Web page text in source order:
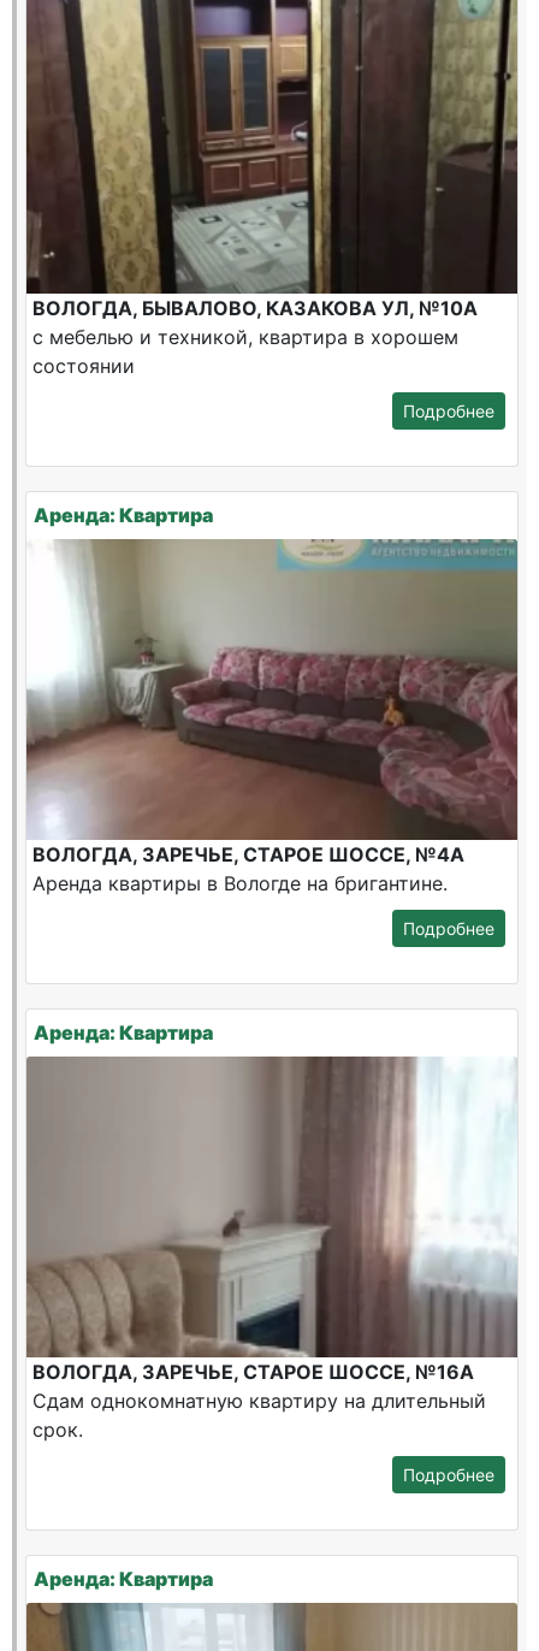
ВОЛОГДА, БЫВАЛОВО, КАЗАКОВА УЛ, №10А
с мебелью и техникой, квартира в хорошем
состоянии
Подробнее
Аренда: Квартира
ВОЛОГДА, ЗАРЕЧЬЕ, СТАРОЕ ШОССЕ, №4А
Аренда квартиры в Вологде на бригантине.
Подробнее
Аренда: Квартира
ВОЛОГДА, ЗАРЕЧЬЕ, СТАРОЕ ШОССЕ, №16А
Сдам однокомнатную квартиру на длительный
срок.
Подробнее
Аренда: Квартира